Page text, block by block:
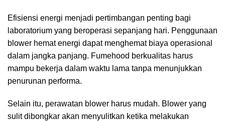
Efisiensi energi menjadi pertimbangan penting bagi
laboratorium yang beroperasi sepanjang hari. Penggunaan
blower hemat energi dapat menghemat biaya operasional
dalam jangka panjang. Fumehood berkualitas harus
mampu bekerja dalam waktu lama tanpa menunjukkan
penurunan performa.
Selain itu, perawatan blower harus mudah. Blower yang
sulit dibongkar akan menyulitkan ketika melakukan